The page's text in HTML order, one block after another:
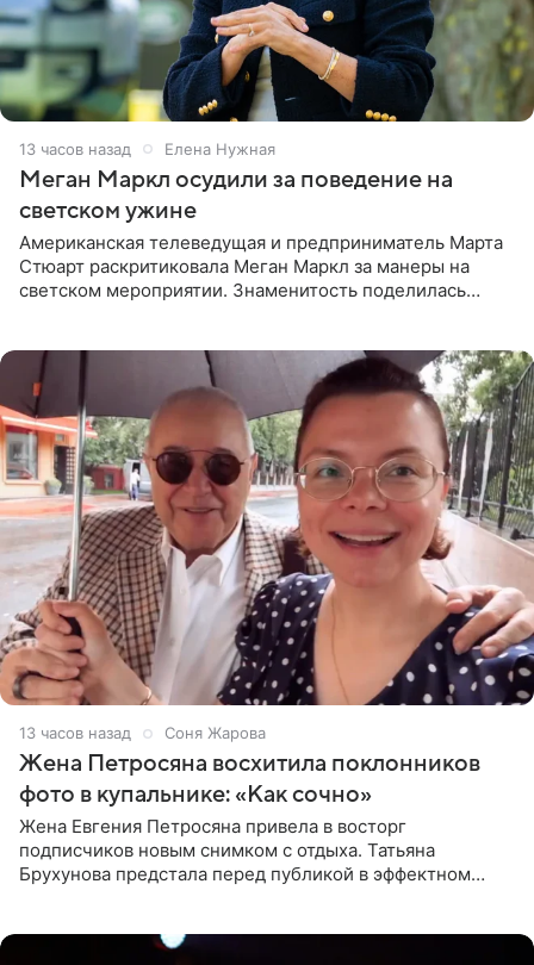
13 часов назад Елена Нужная
Меган Маркл осудили за поведение на
светском ужине
Американская телеведущая и предприниматель Марта
Стюарт раскритиковала Меган Маркл за манеры на
светском мероприятии. Знаменитость поделилась
13 часов назад Соня Жарова
Жена Петросяна восхитила поклонников
фото в купальнике: «Как сочно»
Жена Евгения Петросяна привела в восторг
подписчиков новым снимком с отдыха. Татьяна
Брухунова предстала перед публикой в эффектном